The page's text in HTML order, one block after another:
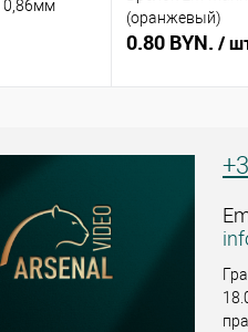
0,86мм
(оранжевый)
0.80 BYN. /